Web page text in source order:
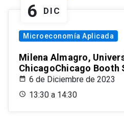
6 DIC
Microeconomía Aplicada
Milena Almagro,
ChicagoChicago Booth
6 de Diciembre de 2023
13:30 a 14:30